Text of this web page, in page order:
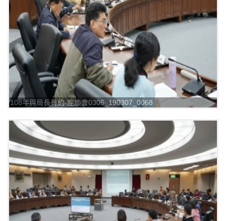
108年與局長有約-座談會0306_190307_0068